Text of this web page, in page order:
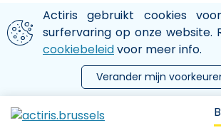
Aller au contenu principal
We gebruiken cookies
Actiris gebruikt cookies
surfervaring op onze website.
cookiebeleidvoor meer info.
Verander mijn
le menu